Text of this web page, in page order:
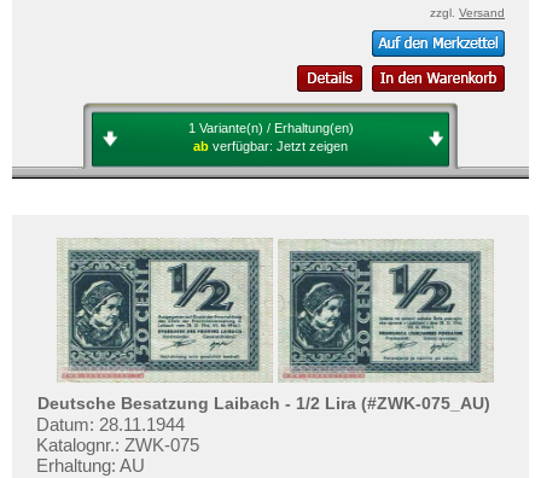
zzgl. Versand
1 Variante(n) / Erhaltung(en)
ab verfügbar: Jetzt zeigen
Deutsche Besatzung Laibach - 1/2 Lira (#ZWK-075_AU)
Datum: 28.11.1944
Katalognr.: ZWK-075
Erhaltung: AU